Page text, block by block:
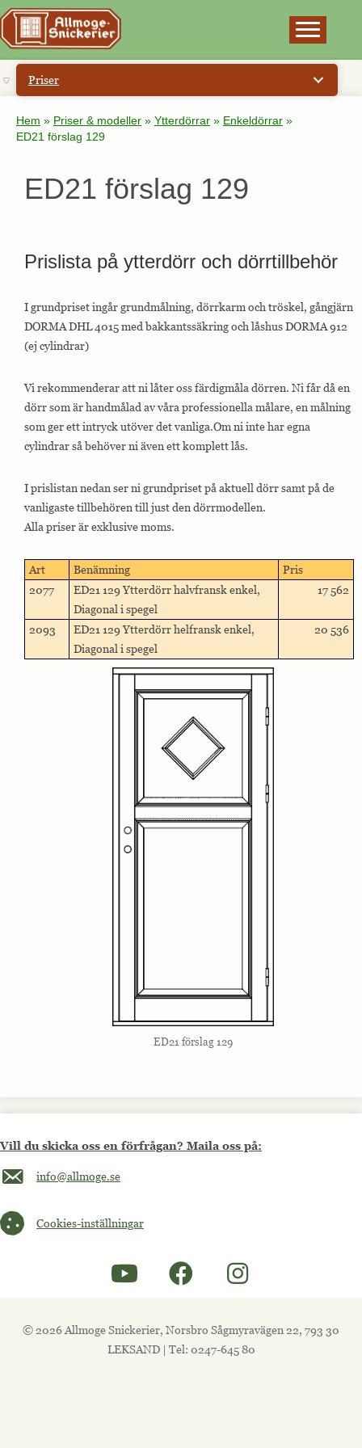
Priser
Hem » Priser & modeller » Ytterdörrar » Enkeldörrar »
ED21 förslag 129
ED21 förslag 129
Prislista på ytterdörr och dörrtillbehör
I grundpriset ingår grundmålning, dörrkarm och tröskel, gångjärn
DORMA DHL 4015 med bakkantssäkring och låshus DORMA 912
(ej cylindrar)
Vi rekommenderar att ni låter oss färdigmåla dörren. Ni får då en
dörr som är handmålad av våra professionella målare, en målning
som ger ett intryck utöver det vanliga.Om ni inte har egna
cylindrar så behöver ni även ett komplett lås.
I prislistan nedan ser ni grundpriset på aktuell dörr samt på de
vanligaste tillbehören till just den dörrmodellen.
Alla priser är exklusive moms.
Art Benämning
Pris
2077
ED21 129 Ytterdörr halvfransk enkel,
Diagonal i spegel
17 562
2093
ED21 129 Ytterdörr helfransk enkel,
Diagonal i spegel
20 536
ED21 förslag 129
Vill du skicka oss en förfrågan? Maila oss på:
Maila oss på info@allmoge.se
info@allmoge.se
Cookies-inställningar
Cookies-inställningar
© 2026 Allmoge Snickerier, Norsbro Sågmyravägen 22, 793 30
LEKSAND | Tel: 0247-645 80